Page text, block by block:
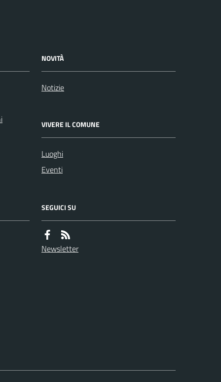
NOVITÀ
Notizie
VIVERE IL COMUNE
Luoghi
Eventi
SEGUICI SU
Newsletter